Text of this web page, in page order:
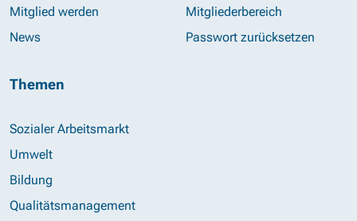
Mitglied werden
News
Mitgliederbereich
Passwort zurücksetzen
Themen
Sozialer Arbeitsmarkt
Umwelt
Bildung
Qualitätsmanagement